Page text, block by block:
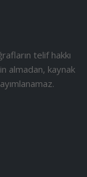
telif hakkı
almadan, kaynak